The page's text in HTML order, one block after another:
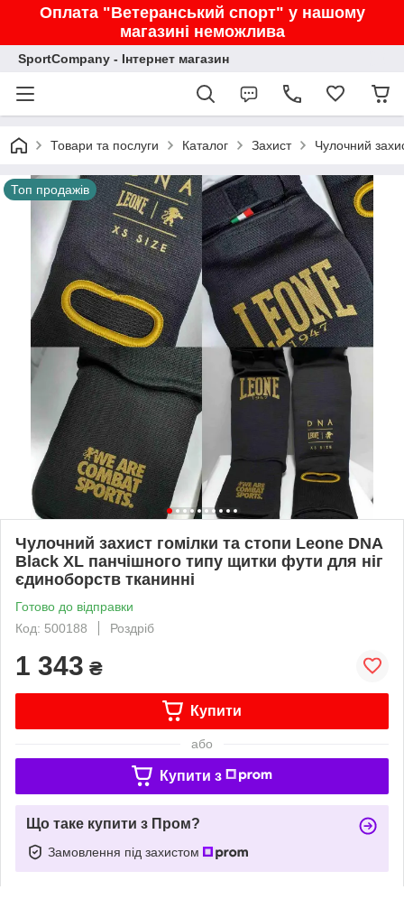
Оплата "Ветеранський спорт" у нашому
магазині неможлива
SportCompany - Інтернет магазин
Товари та послуги Каталог Захист Чулочний
Топ продажів
Чулочний захист гомілки та стопи Leone DNA
Black XL панчішного типу щитки фути для ніг
єдиноборств тканинні
Готово до відправки
Код: 500188
Роздріб
1 343 ₴
Купити
або
Купити з
Що таке купити з Пром?
Замовлення під захистом